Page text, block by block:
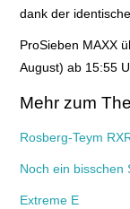
dank der
ProSieben MAXX
August) ab 15:55
Mehr zum
Rosberg-Teym
Noch ein bisschen
Extreme E